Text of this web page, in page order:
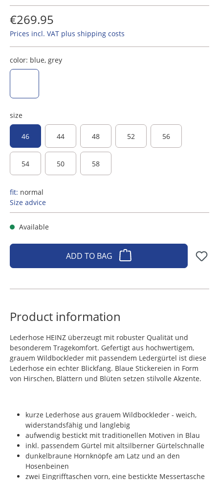
€269.95
Prices incl. VAT plus shipping costs
color: blue, grey
size
46 44 48 52 56
54 50 58
fit: normal
Size advice
Available
ADD TO BAG
Product information
Lederhose HEINZ überzeugt mit robuster Qualität und
besonderem Tragekomfort. Gefertigt aus hochwertigem,
grauem Wildbockleder mit passendem Ledergürtel ist diese
Lederhose ein echter Blickfang. Blaue Stickereien in Form
von Hirschen, Blättern und Blüten setzen stilvolle Akzente.
kurze Lederhose aus grauem Wildbockleder - weich,
widerstandsfähig und langlebig
aufwendig bestickt mit traditionellen Motiven in Blau
inkl. passendem Gürtel mit altsilberner Gürtelschnalle
dunkelbraune Hornknöpfe am Latz und an den
Hosenbeinen
zwei Eingrifftaschen vorn, eine bestickte Messertasche